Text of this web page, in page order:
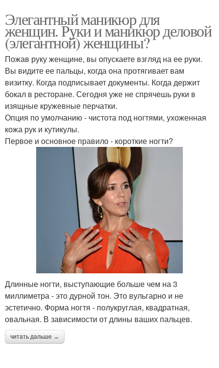
Элегантный маникюр для
женщин. Руки и маникюр деловой
(элегантной) женщины?
Пожав руку женщине, вы опускаете взгляд на ее руки.
Вы видите ее пальцы, когда она протягивает вам
визитку. Когда подписывает документы. Когда держит
бокал в ресторане. Сегодня уже не спрячешь руки в
изящные кружевные перчатки.
Опция по умолчанию - чистота под ногтями, ухоженная
кожа рук и кутикулы.
Первое и основное правило - короткие ногти?
Длинные ногти, выступающие больше чем на 3
миллиметра - это дурной тон. Это вульгарно и не
эстетично. Форма ногтя - полукруглая, квадратная,
овальная. В зависимости от длины ваших пальцев.
читать дальше →